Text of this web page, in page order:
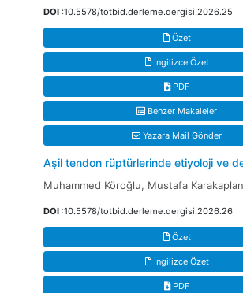
DOI :10.5578/totbid.derleme.dergisi.2026.25
Özet
İngilizce Özet
PDF
Benzer Makaleler
Yazara Mail Gönder
Aşil tendon rüptürlerinde etiyoloji ve
Muhammed Köroğlu, Mustafa Karakaplan
DOI :10.5578/totbid.derleme.dergisi.2026.26
Özet
İngilizce Özet
PDF